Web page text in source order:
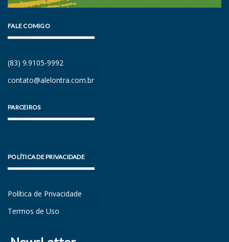
FALE COMIGO
(83) 9.9105-9992
contato@alelontra.com.br
PARCEIROS
POLÍTICA DE PRIVACIDADE
Política de Privacidade
Termos de Uso